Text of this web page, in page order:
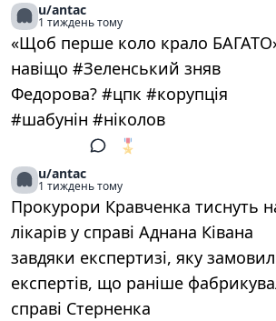
u/antac
1 тиждень тому
«Щоб перше коло крало
навіщо #Зеленський зняв
Федорова? #цпк #корупція
#шабунін #ніколов
🎖️
u/antac
1 тиждень тому
Прокурори Кравченка тиснуть
лікарів у справі Аднана Ківана
завдяки експертизі, яку
експертів, що раніше
справі Стерненка